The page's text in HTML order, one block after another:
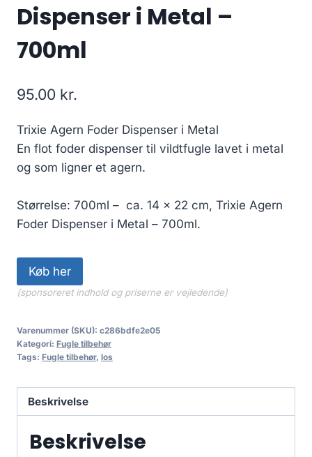
Dispenser i Metal –
700ml
95.00 kr.
Trixie Agern Foder Dispenser i Metal
En flot foder dispenser til vildtfugle lavet i metal
og som ligner et agern.
Størrelse: 700ml – ca. 14 x 22 cm, Trixie Agern
Foder Dispenser i Metal – 700ml.
Køb her
(sponsoreret indhold og priserne er vejledende)
Varenummer (SKU): c286bdfe2e05
Kategori: Fugle tilbehør
Tags: Fugle tilbehør, los
Beskrivelse
Beskrivelse